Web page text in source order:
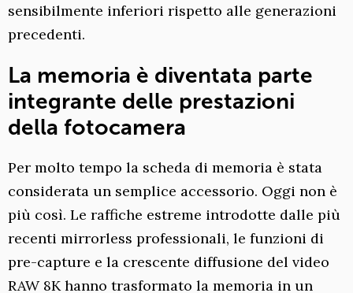
sensibilmente inferiori rispetto alle generazioni
precedenti.
La memoria è diventata parte
integrante delle prestazioni
della fotocamera
Per molto tempo la scheda di memoria è stata
considerata un semplice accessorio. Oggi non è
più così. Le raffiche estreme introdotte dalle più
recenti mirrorless professionali, le funzioni di
pre-capture e la crescente diffusione del video
RAW 8K hanno trasformato la memoria in un